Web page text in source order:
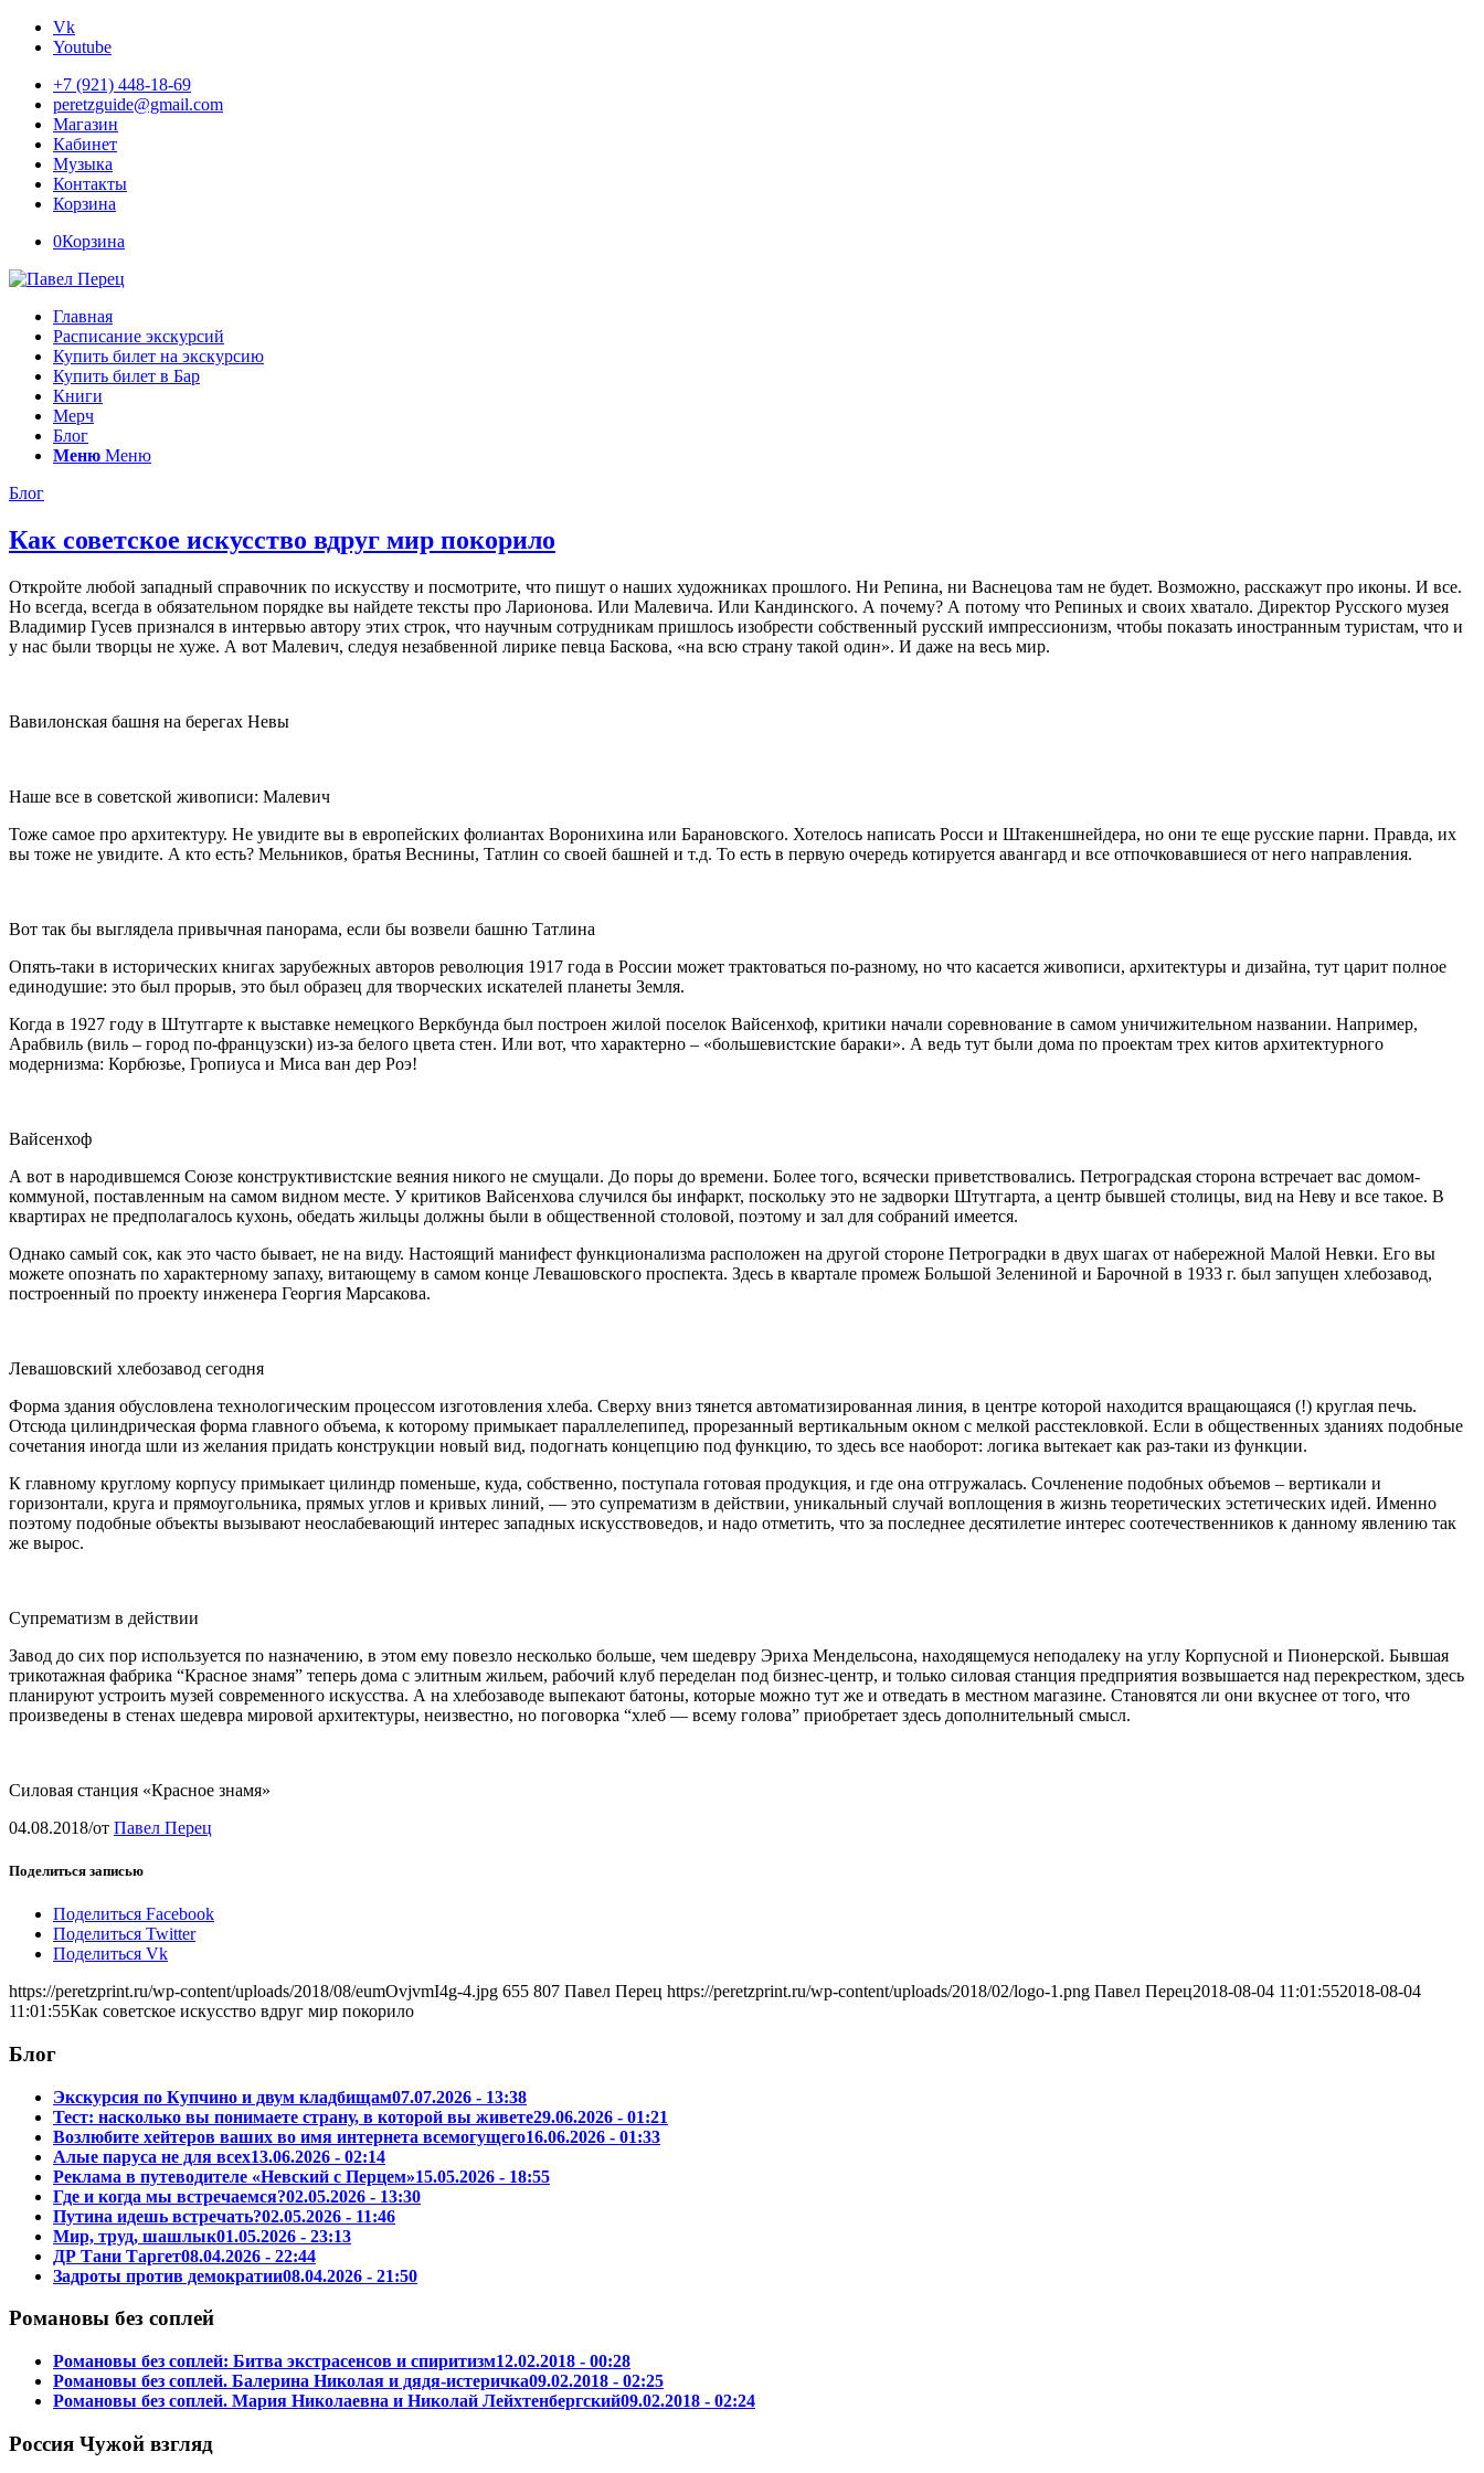
Vk
Youtube
+7 (921) 448-18-69
peretzguide@gmail.com
Магазин
Кабинет
Музыка
Контакты
Корзина
0Корзина
Главная
Расписание экскурсий
Купить билет на экскурсию
Купить билет в Бар
Книги
Мерч
Блог
Меню Меню
Блог
Как советское искусство вдруг мир покорило
Откройте любой западный справочник по искусству и посмотрите, что пишут о наших художниках прошлого. Ни Репина, ни Васнецова там не будет. Возможно, расскажут про иконы. И все.
Но всегда, всегда в обязательном порядке вы найдете тексты про Ларионова. Или Малевича. Или Кандинского. А почему? А потому что Репиных и своих хватало. Директор Русского музея
Владимир Гусев признался в интервью автору этих строк, что научным сотрудникам пришлось изобрести собственный русский импрессионизм, чтобы показать иностранным туристам, что и
у нас были творцы не хуже. А вот Малевич, следуя незабвенной лирике певца Баскова, «на всю страну такой один». И даже на весь мир.
Вавилонская башня на берегах Невы
Наше все в советской живописи: Малевич
Тоже самое про архитектуру. Не увидите вы в европейских фолиантах Воронихина или Барановского. Хотелось написать Росси и Штакеншнейдера, но они те еще русские парни. Правда, их
вы тоже не увидите. А кто есть? Мельников, братья Веснины, Татлин со своей башней и т.д. То есть в первую очередь котируется авангард и все отпочковавшиеся от него направления.
Вот так бы выглядела привычная панорама, если бы возвели башню Татлина
Опять-таки в исторических книгах зарубежных авторов революция 1917 года в России может трактоваться по-разному, но что касается живописи, архитектуры и дизайна, тут царит полное
единодушие: это был прорыв, это был образец для творческих искателей планеты Земля.
Когда в 1927 году в Штутгарте к выставке немецкого Веркбунда был построен жилой поселок Вайсенхоф, критики начали соревнование в самом уничижительном названии. Например,
Арабвиль (виль – город по-французски) из-за белого цвета стен. Или вот, что характерно – «большевистские бараки». А ведь тут были дома по проектам трех китов архитектурного
модернизма: Корбюзье, Гропиуса и Миса ван дер Роэ!
Вайсенхоф
А вот в народившемся Союзе конструктивистские веяния никого не смущали. До поры до времени. Более того, всячески приветствовались. Петроградская сторона встречает вас домом-
коммуной, поставленным на самом видном месте. У критиков Вайсенхова случился бы инфаркт, поскольку это не задворки Штутгарта, а центр бывшей столицы, вид на Неву и все такое. В
квартирах не предполагалось кухонь, обедать жильцы должны были в общественной столовой, поэтому и зал для собраний имеется.
Однако самый сок, как это часто бывает, не на виду. Настоящий манифест функционализма расположен на другой стороне Петроградки в двух шагах от набережной Малой Невки. Его вы
можете опознать по характерному запаху, витающему в самом конце Левашовского проспекта. Здесь в квартале промеж Большой Зелениной и Барочной в 1933 г. был запущен хлебозавод,
построенный по проекту инженера Георгия Марсакова.
Левашовский хлебозавод сегодня
Форма здания обусловлена технологическим процессом изготовления хлеба. Сверху вниз тянется автоматизированная линия, в центре которой находится вращающаяся (!) круглая печь.
Отсюда цилиндрическая форма главного объема, к которому примыкает параллелепипед, прорезанный вертикальным окном с мелкой расстекловкой. Если в общественных зданиях подобные
сочетания иногда шли из желания придать конструкции новый вид, подогнать концепцию под функцию, то здесь все наоборот: логика вытекает как раз-таки из функции.
К главному круглому корпусу примыкает цилиндр поменьше, куда, собственно, поступала готовая продукция, и где она отгружалась. Сочленение подобных объемов – вертикали и
горизонтали, круга и прямоугольника, прямых углов и кривых линий, — это супрематизм в действии, уникальный случай воплощения в жизнь теоретических эстетических идей. Именно
поэтому подобные объекты вызывают неослабевающий интерес западных искусствоведов, и надо отметить, что за последнее десятилетие интерес соотечественников к данному явлению так
же вырос.
Супрематизм в действии
Завод до сих пор используется по назначению, в этом ему повезло несколько больше, чем шедевру Эриха Мендельсона, находящемуся неподалеку на углу Корпусной и Пионерской. Бывшая
трикотажная фабрика “Красное знамя” теперь дома с элитным жильем, рабочий клуб переделан под бизнес-центр, и только силовая станция предприятия возвышается над перекрестком, здесь
планируют устроить музей современного искусства. А на хлебозаводе выпекают батоны, которые можно тут же и отведать в местном магазине. Становятся ли они вкуснее от того, что
произведены в стенах шедевра мировой архитектуры, неизвестно, но поговорка “хлеб — всему голова” приобретает здесь дополнительный смысл.
Силовая станция «Красное знамя»
04.08.2018/от Павел Перец
Поделиться записью
Поделиться Facebook
Поделиться Twitter
Поделиться Vk
https://peretzprint.ru/wp-content/uploads/2018/08/eumOvjvmI4g-4.jpg 655 807 Павел Перец https://peretzprint.ru/wp-content/uploads/2018/02/logo-1.png Павел Перец2018-08-04 11:01:552018-08-04
11:01:55Как советское искусство вдруг мир покорило
Блог
Экскурсия по Купчино и двум кладбищам07.07.2026 - 13:38
Тест: насколько вы понимаете страну, в которой вы живете29.06.2026 - 01:21
Возлюбите хейтеров ваших во имя интернета всемогущего16.06.2026 - 01:33
Алые паруса не для всех13.06.2026 - 02:14
Реклама в путеводителе «Невский с Перцем»15.05.2026 - 18:55
Где и когда мы встречаемся?02.05.2026 - 13:30
Путина идешь встречать?02.05.2026 - 11:46
Мир, труд, шашлык01.05.2026 - 23:13
ДР Тани Таргет08.04.2026 - 22:44
Задроты против демократии08.04.2026 - 21:50
Романовы без соплей
Романовы без соплей: Битва экстрасенсов и спиритизм12.02.2018 - 00:28
Романовы без соплей. Балерина Николая и дядя-истеричка09.02.2018 - 02:25
Романовы без соплей. Мария Николаевна и Николай Лейхтенбергский09.02.2018 - 02:24
Россия Чужой взгляд